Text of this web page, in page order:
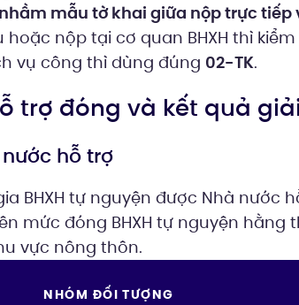
mẫu tờ khai giữa nộp trực tiếp
hoặc nộp tại cơ quan BHXH thì
vụ công thì dùng đúng 02-TK.
trợ đóng và kết quả
nước hỗ trợ
BHXH tự nguyện được Nhà nước
mức đóng BHXH tự nguyện
vực nông thôn.
NHÓM ĐỐI TƯỢNG